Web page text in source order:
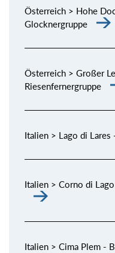
Österreich > Hohe
Glocknergruppe
Österreich > Großer
Riesenfernergruppe
Italien > Lago di Lares
Italien > Corno di
Italien > Cima Plem -